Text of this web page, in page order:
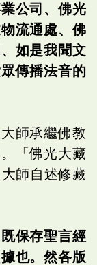
公司、佛光
流通處、佛
如是我聞文
傳播法音的
師承繼佛教
「佛光大藏
師自述修藏
保存聖言經
也。然各版